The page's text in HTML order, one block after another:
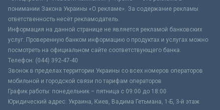
понимании Закона Украины «О рекламе». За содержание рекламы
ответственность несёт рекламодатель.
Информация на данной странице не является рекламой банковских
услуг. Проверенную банком информацию о продуктах и услугах можно
посмотреть на официальном сайте соответствующего банка.
Телефон: (044) 392-47-40
Звонок в пределах территории Украины со всех номеров операторов
мобильной и городской связи по тарифам операторов
График работы: понедельник – пятница с 09:00 до 18:00
Юридический адрес: Украина, Киев, Вадима Гетьмана, 1-Б, 3-й этаж